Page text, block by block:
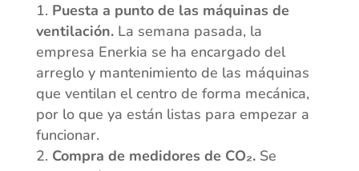
Puesta a punto de las máquinas de
ventilación. La semana pasada, la
empresa Enerkia se ha encargado del
arreglo y mantenimiento de las máquinas
que ventilan el centro de forma mecánica,
por lo que ya están listas para empezar a
funcionar.
Compra de medidores de CO₂. Se